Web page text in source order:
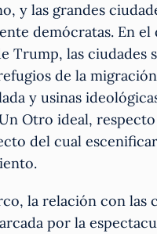
y las grandes
demócratas. En el
Trump, las ciudades
de la migración
y usinas
Otro ideal,
del cual
la relación con las
por la